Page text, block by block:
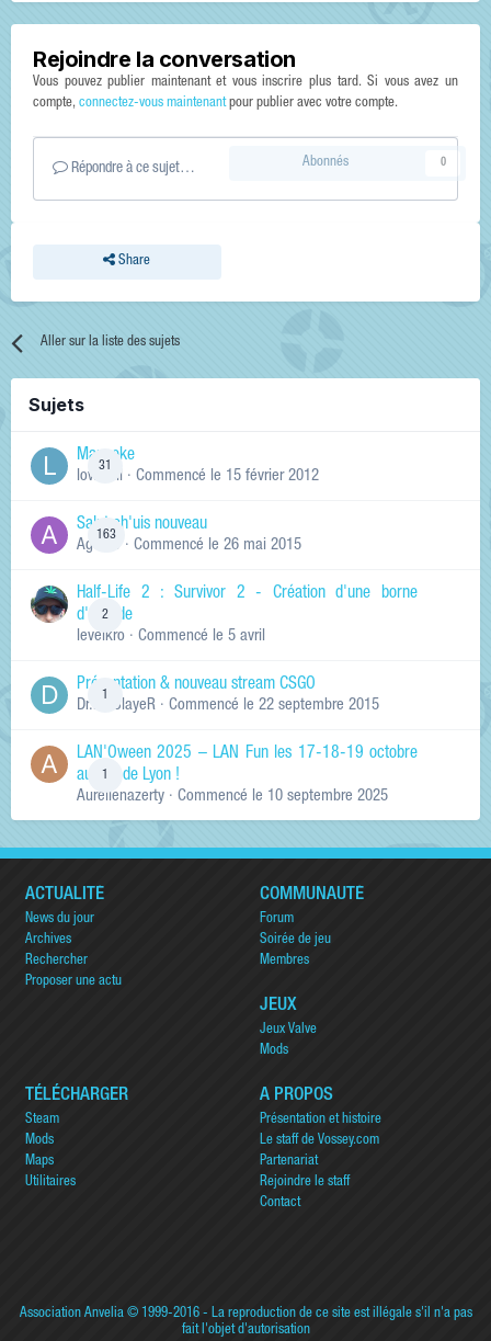
Rejoindre la conversation
Vous pouvez publier maintenant et vous inscrire plus tard. Si vous avez un
compte, connectez-vous maintenantpour publier avec votre compte.
Répondre à ce sujet…
Share
Abonnés 0
Aller sur la liste des sujets
Sujets
31
Manneke
lowskill · Commencé le 15 février 2012
163
Salut ch'uis nouveau
Ag0Nie · Commencé le 26 mai 2015
2
Half-Life 2 : Survivor 2 - Création d'une borne
d'arcade
levelkro · Commencé le 5 avril
1
Présentation & nouveau stream CSGO
Dr.KinSlayeR · Commencé le 22 septembre 2015
1
LAN'Oween 2025 – LAN Fun les 17-18-19 octobre
au sud de Lyon !
Aurelienazerty · Commencé le 10 septembre 2025
ACTUALITÉ
News du jour
Archives
Rechercher
Proposer une actu
COMMUNAUTÉ
Forum
Soirée de jeu
Membres
JEUX
Jeux Valve
Mods
TÉLÉCHARGER
Steam
Mods
Maps
Utilitaires
A PROPOS
Présentation et histoire
Le staff de Vossey.com
Partenariat
Rejoindre le staff
Contact
Association Anvelia© 1999-2016 - La reproduction de ce site est illégale s'il n'a pas
fait l'objet d'autorisation